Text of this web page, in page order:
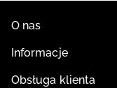
O nas
Informacje
Obsługa klienta